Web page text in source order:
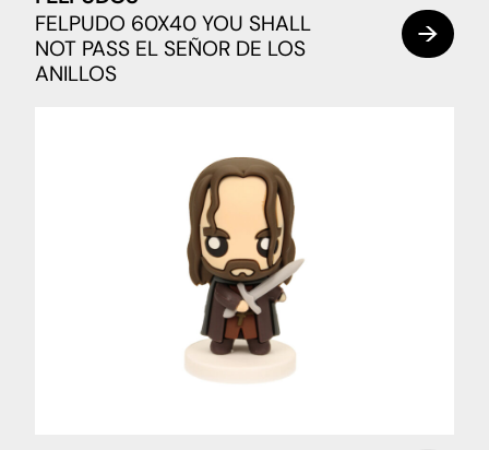
FELPUDO 60X40 YOU SHALL
NOT PASS EL SEÑOR DE LOS
ANILLOS